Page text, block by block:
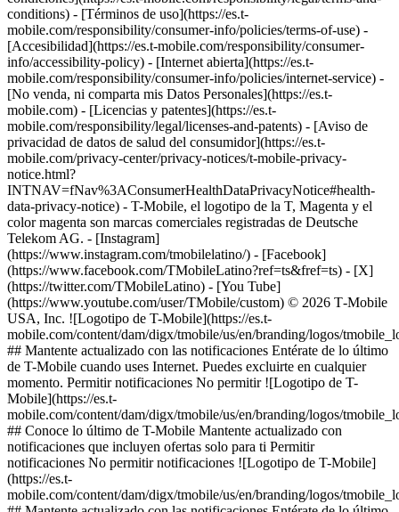
conditions) - [Términos de uso](https://es.t-
mobile.com/responsibility/consumer-info/policies/terms-of-use) -
[Accesibilidad](https://es.t-mobile.com/responsibility/consumer-
info/accessibility-policy) - [Internet abierta](https://es.t-
mobile.com/responsibility/consumer-info/policies/internet-service) -
[No venda, ni comparta mis Datos Personales](https://es.t-
mobile.com) - [Licencias y patentes](https://es.t-
mobile.com/responsibility/legal/licenses-and-patents) - [Aviso de
privacidad de datos de salud del consumidor](https://es.t-
mobile.com/privacy-center/privacy-notices/t-mobile-privacy-
notice.html?
INTNAV=fNav%3AConsumerHealthDataPrivacyNotice#health-
data-privacy-notice) - T-Mobile, el logotipo de la T, Magenta y el
color magenta son marcas comerciales registradas de Deutsche
Telekom AG. - [Instagram]
(https://www.instagram.com/tmobilelatino/) - [Facebook]
(https://www.facebook.com/TMobileLatino?ref=ts&fref=ts) - [X]
(https://twitter.com/TMobileLatino) - [You Tube]
(https://www.youtube.com/user/TMobile/custom) © 2026 T‑Mobile
USA, Inc. ![Logotipo de T-Mobile](https://es.t-
mobile.com/content/dam/digx/tmobile/us/en/branding/logos/
## Mantente actualizado con las notificaciones Entérate de lo último
de T-Mobile cuando uses Internet. Puedes excluirte en cualquier
momento. Permitir notificaciones No permitir ![Logotipo de T-
Mobile](https://es.t-
mobile.com/content/dam/digx/tmobile/us/en/branding/logos/
## Conoce lo último de T-Mobile Mantente actualizado con
notificaciones que incluyen ofertas solo para ti Permitir
notificaciones No permitir notificaciones ![Logotipo de T-Mobile]
(https://es.t-
mobile.com/content/dam/digx/tmobile/us/en/branding/logos/